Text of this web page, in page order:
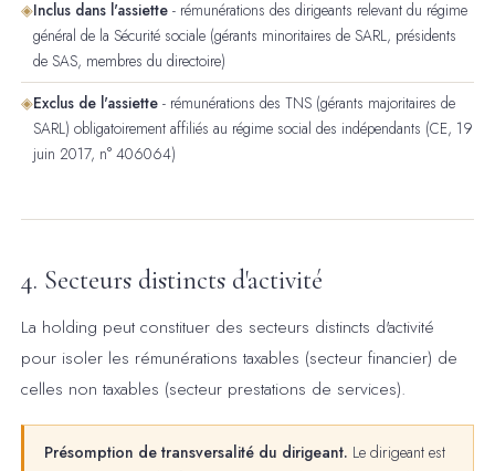
◈Inclus dans l'assiette - rémunérations des dirigeants relevant du régime
général de la Sécurité sociale (gérants minoritaires de SARL, présidents
de SAS, membres du directoire)
◈Exclus de l'assiette - rémunérations des TNS (gérants majoritaires de
SARL) obligatoirement affiliés au régime social des indépendants (CE, 19
juin 2017, n° 406064)
4. Secteurs distincts d'activité
La holding peut constituer des secteurs distincts d'activité
pour isoler les rémunérations taxables (secteur financier) de
celles non taxables (secteur prestations de services).
Présomption de transversalité du dirigeant. Le dirigeant est